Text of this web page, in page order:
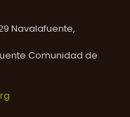
Navalafuente,
Comunidad de